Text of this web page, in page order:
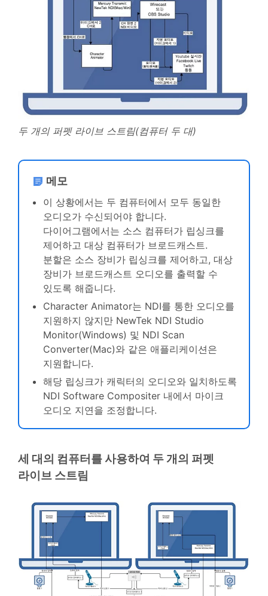
두 개의 퍼펫 라이브 스트림(컴퓨터 두 대)
메모
이 상황에서는 두 컴퓨터에서 모두 동일한
오디오가 수신되어야 합니다.
다이어그램에서는 소스 컴퓨터가 립싱크를
제어하고 대상 컴퓨터가 브로드캐스트.
분할은 소스 장비가 립싱크를 제어하고, 대상
장비가 브로드캐스트 오디오를 출력할 수
있도록 해줍니다.
Character Animator는 NDI를 통한 오디오를
지원하지 않지만 NewTek NDI Studio
Monitor(Windows) 및 NDI Scan
Converter(Mac)와 같은 애플리케이션은
지원합니다.
해당 립싱크가 캐릭터의 오디오와 일치하도록
NDI Software Compositer 내에서 마이크
오디오 지연을 조정합니다.
세 대의 컴퓨터를 사용하여 두 개의 퍼펫
라이브 스트림